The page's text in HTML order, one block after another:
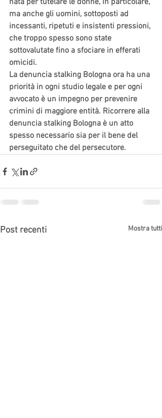
nata per tutelare le donne, in particolare,
ma anche gli uomini, sottoposti ad
incessanti, ripetuti e insistenti pressioni,
che troppo spesso sono state
sottovalutate fino a sfociare in efferati
omicidi.
La denuncia stalking Bologna ora ha una
priorità in ogni studio legale e per ogni
avvocato è un impegno per prevenire
crimini di maggiore entità. Ricorrere alla
denuncia stalking Bologna è un atto
spesso necessario sia per il bene del
perseguitato che del persecutore.
Post recenti Mostra tutti